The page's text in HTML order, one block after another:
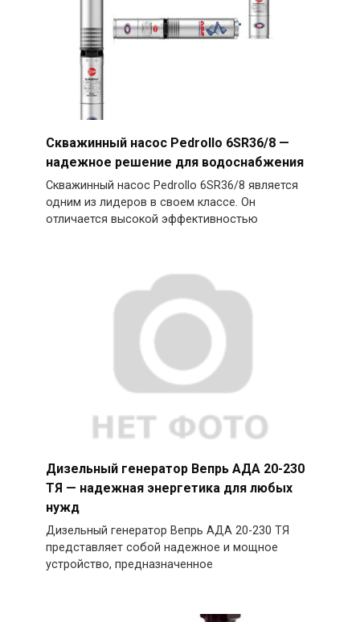
Скважинный насос Pedrollo 6SR36/8 —
надежное решение для водоснабжения
Скважинный насос Pedrollo 6SR36/8 является
одним из лидеров в своем классе. Он
отличается высокой эффективностью
Дизельный генератор Вепрь АДА 20-230
ТЯ — надежная энергетика для любых
нужд
Дизельный генератор Вепрь АДА 20-230 ТЯ
представляет собой надежное и мощное
устройство, предназначенное